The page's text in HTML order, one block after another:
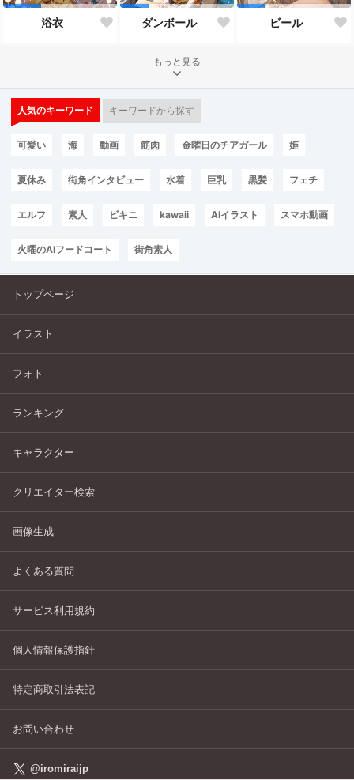
浴衣 ダンボール ビール
もっと見る
人気のキーワード キーワードから探す
可愛い 海 動画 筋肉 金曜日のチアガール 姫
夏休み 街角インタビュー 水着 巨乳 黒髪 フェチ
エルフ 素人 ビキニ kawaii AIイラスト スマホ動画
火曜のAIフードコート 街角素人
トップページ
イラスト
フォト
ランキング
キャラクター
クリエイター検索
画像生成
よくある質問
サービス利用規約
個人情報保護指針
特定商取引法表記
お問い合わせ
@iromiraijp